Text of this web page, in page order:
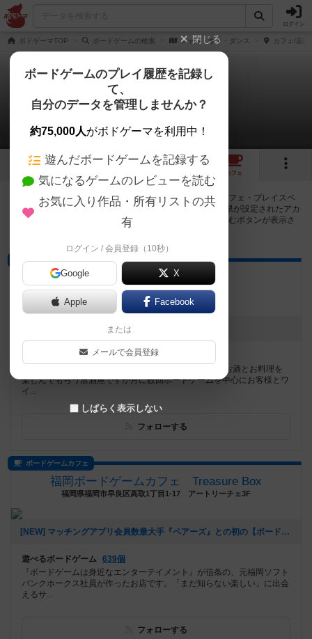
ログイン
ボドゲーマTOP ボードゲームの検索 シャル・ウィ・ダンス カフェ/店舗
シャル・ウィ・ダンス
9店のカフェ/スペースが提供中
3 1
カフェ
シャル・ウィ・ダンスで遊ぶことができるボードゲームカフェ・プレイスペ
ースが9店登録されています。公開プロフィールの都道府県が設定されたアカ
ウントでログインすると、同じ都道府県内の店舗に絞り込むボタンが表示さ
バー
この花
福島県南相馬市原町区旭町二丁目97
お知らせはありません
遊べるボードゲーム
339個
福島県南相馬市にある老舗居酒屋この花です☺️ 普段はお酒とお料理を
楽しんでもらう居酒屋ですが月に数回ボードゲームを中心にお客様とワ
イ...
フォローする
ボードゲームカフェ
福岡ボードゲームカフェ Treasure Box
福岡県福岡市早良区高取1丁目1-17 アートリーチェ3F
[NEW] マッチングアプリ会員数最大手『ペアーズ』との初の【ボードゲームマッチングイベント】開催決定‼️（2026年01月06日 16時43分）
遊べるボードゲーム 639個
『ボードゲームは身近なエンターテイメント』が信条の、元福岡ソフト
バンクホークス社員が作ったお店です。「まだ知らない楽しい」に出会
えるサ...
フォローする
閉じる
ボードゲームのプレイ履歴を記録し
て、
自分のデータを管理しませんか？
約75,000人がボドゲーマを利用中！
遊んだボードゲームを記録する
気になるゲームのレビューを読む
お気に入り作品・所有リストの共
有
ログイン / 会員登録（10秒）
Google X
Apple Facebook
または
メールで会員登録
しばらく表示しない